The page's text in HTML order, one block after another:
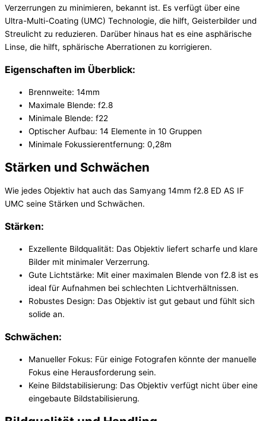
Verzerrungen zu minimieren, bekannt ist. Es verfügt über eine
Ultra-Multi-Coating (UMC) Technologie, die hilft, Geisterbilder und
Streulicht zu reduzieren. Darüber hinaus hat es eine asphärische
Linse, die hilft, sphärische Aberrationen zu korrigieren.
Eigenschaften im Überblick:
Brennweite: 14mm
Maximale Blende: f2.8
Minimale Blende: f22
Optischer Aufbau: 14 Elemente in 10 Gruppen
Minimale Fokussierentfernung: 0,28m
Stärken und Schwächen
Wie jedes Objektiv hat auch das Samyang 14mm f2.8 ED AS IF
UMC seine Stärken und Schwächen.
Stärken:
Exzellente Bildqualität: Das Objektiv liefert scharfe und klare
Bilder mit minimaler Verzerrung.
Gute Lichtstärke: Mit einer maximalen Blende von f2.8 ist es
ideal für Aufnahmen bei schlechten Lichtverhältnissen.
Robustes Design: Das Objektiv ist gut gebaut und fühlt sich
solide an.
Schwächen:
Manueller Fokus: Für einige Fotografen könnte der manuelle
Fokus eine Herausforderung sein.
Keine Bildstabilisierung: Das Objektiv verfügt nicht über eine
eingebaute Bildstabilisierung.